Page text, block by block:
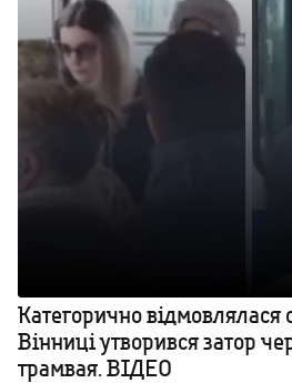
Категорично відмовлялася
Вінниці утворився затор
трамвая. ВІДЕО